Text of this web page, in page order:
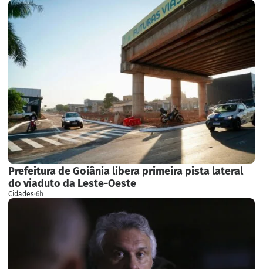
Prefeitura de Goiânia libera primeira pista lateral
do viaduto da Leste-Oeste
Cidades·6h